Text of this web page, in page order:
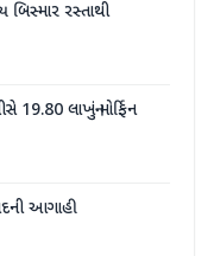
બિસ્માર રસ્તાથી
લાખનું મોર્ફિન
આગાહી